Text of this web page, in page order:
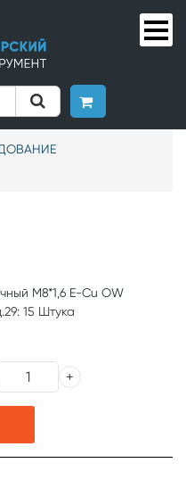
M8*1,6 E-Cu OW
15 Штука